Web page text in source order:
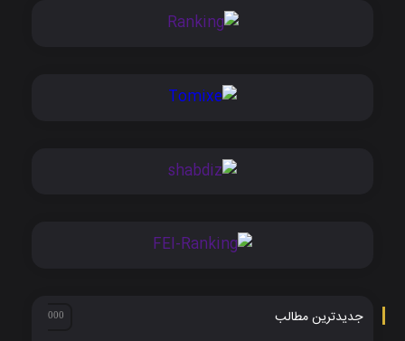
جدیدترین مطالب